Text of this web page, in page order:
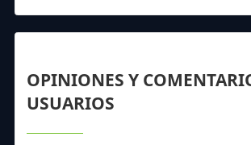
OPINIONES Y
USUARIOS